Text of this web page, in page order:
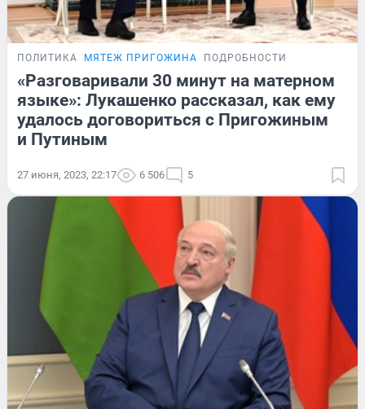
ПОЛИТИКА МЯТЕЖ ПРИГОЖИНА ПОДРОБНОСТИ
«Разговаривали 30 минут на матерном
языке»: Лукашенко рассказал, как ему
удалось договориться с Пригожиным
и Путиным
27 июня, 2023, 22:17 6 506 5